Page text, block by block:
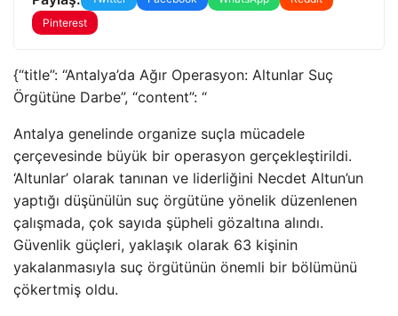
Pinterest
{“title”: “Antalya’da Ağır Operasyon: Altunlar Suç
Örgütüne Darbe”, “content”: “
Antalya genelinde organize suçla mücadele
çerçevesinde büyük bir operasyon gerçekleştirildi.
‘Altunlar’ olarak tanınan ve liderliğini Necdet Altun’un
yaptığı düşünülün suç örgütüne yönelik düzenlenen
çalışmada, çok sayıda şüpheli gözaltına alındı.
Güvenlik güçleri, yaklaşık olarak 63 kişinin
yakalanmasıyla suç örgütünün önemli bir bölümünü
çökertmiş oldu.